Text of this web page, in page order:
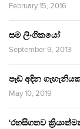
February 15, 2016
සම ලිංගිකයෝ
September 9, 2013
පෑඩ් අඳින
May 10, 2019
‘රහසිගතව